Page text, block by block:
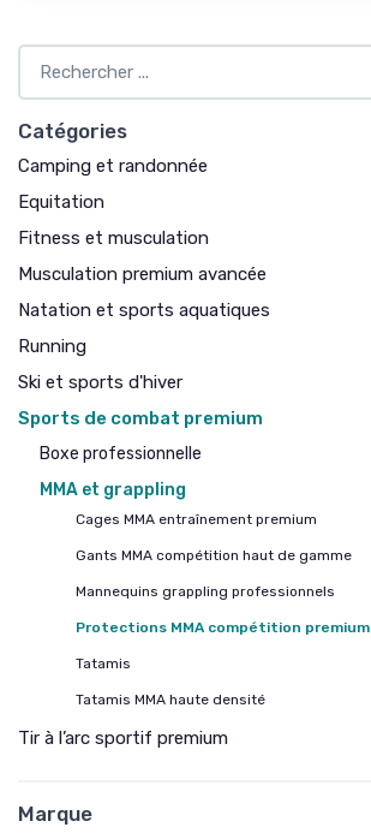
Catégories
Camping et randonnée
Equitation
Fitness et musculation
Musculation premium avancée
Natation et sports aquatiques
Running
Ski et sports d'hiver
Sports de combat premium
Boxe professionnelle
MMA et grappling
Cages MMA entraînement premium
Gants MMA compétition haut de gamme
Mannequins grappling professionnels
Protections MMA compétition premium
Tatamis
Tatamis MMA haute densité
Tir à l’arc sportif premium
Marque